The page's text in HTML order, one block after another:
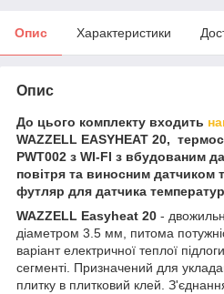
Опис Характеристики
Опис
До цього комплекту входить
WAZZELL EASYHEAT 20,
PWT002 з WI-FI з вбудованим
повітря та виносним датчиком
футляр для датчика
WAZZELL Easyheat 20 -
діаметром 3.5 мм, питома
варіант електричної теплої
сегменті. Призначений для
плитку в плитковий клей.